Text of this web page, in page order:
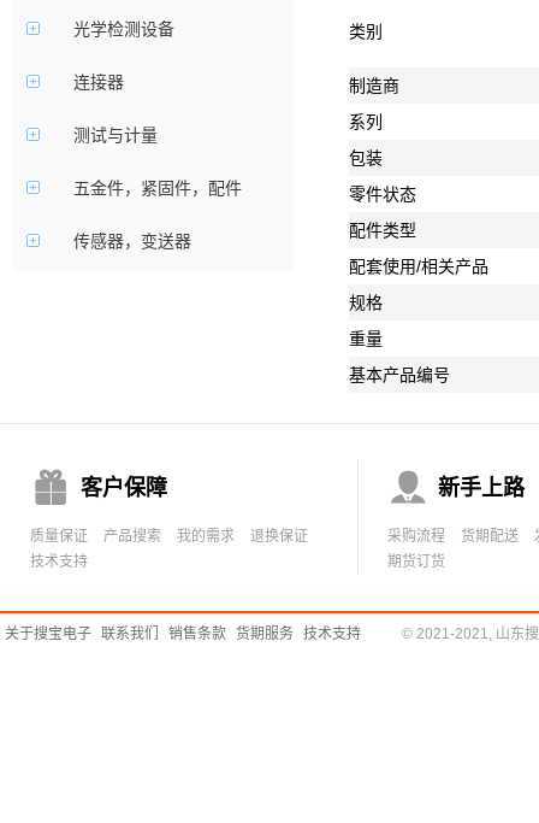
光学检测设备
连接器
测试与计量
五金件，紧固件，配件
传感器，变送器
类别
制造商
系列
包装
零件状态
配件类型
配套使用/相关产品
规格
重量
基本产品编号
 客户保障
质量保证 产品搜索 我的需求
退换保证
技术支持
 新手上路
采购流程 货期配送
期货订货
关于搜宝电子 联系我们 销售条款 货期服务 技术支持 © 2021-2021, 山东